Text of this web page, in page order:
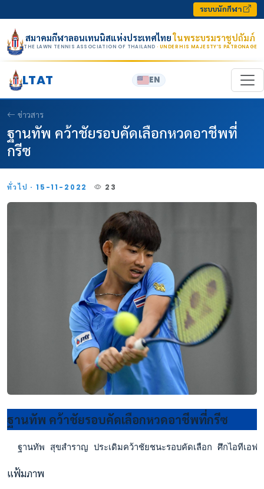
ระบบนักกีฬา
สมาคมกีฬาลอนเทนนิสแห่งประเทศไทยในพระบรมราชูปถัมภ์
THE LAWN TENNIS ASSOCIATION OF THAILAND · UNDER HIS MAJESTY’S PATRONAGE
LTAT EN
ข่าวสาร
ฐานทัพ คว้าชัยรอบคัดเลือกหวดอาชีพที่
กรีซ
ทั่วไป · 15-11-2022 23
ฐานทัพ คว้าชัยรอบคัดเลือกหวดอาชีพที่กรีซ
ฐานทัพ สุขสำราญ ประเดิมคว้าชัยชนะรอบคัดเลือก ศึกไอทีเอฟ
แฟ้มภาพ